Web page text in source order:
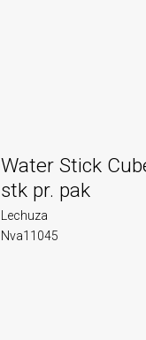
Water Stick
stk pr. pak
Lechuza
Nva11045